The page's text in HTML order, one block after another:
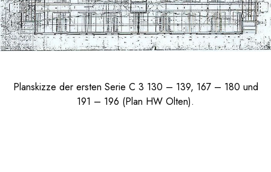
Planskizze der ersten Serie C 3 130 – 139, 167 – 180 und
191 – 196 (Plan HW Olten).